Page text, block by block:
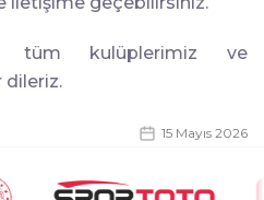
tüm kulüplerimiz ve
dileriz.
15 Mayıs 2026